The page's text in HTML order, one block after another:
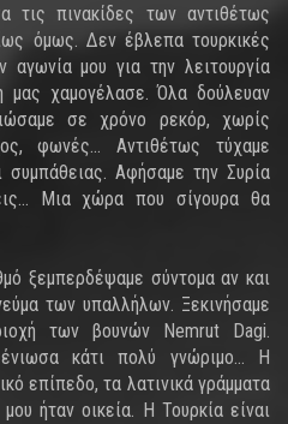
τις πινακίδες των αντιθέτως
όμως. Δεν έβλεπα τουρκικές
αγωνία μου για την λειτουργία
χαμογέλασε. Όλα δούλευαν
σε χρόνο ρεκόρ, χωρίς
φωνές... Αντιθέτως τύχαμε
συμπάθειας. Αφήσαμε την Συρία
Μια χώρα που σίγουρα θα
ξεμπερδέψαμε σύντομα αν και
των υπαλλήλων. Ξεκινήσαμε
των βουνών Nemrut Dagi.
κάτι πολύ γνώριμο... Η
επίπεδο, τα λατινικά γράμματα
ήταν οικεία. Η Τουρκία είναι